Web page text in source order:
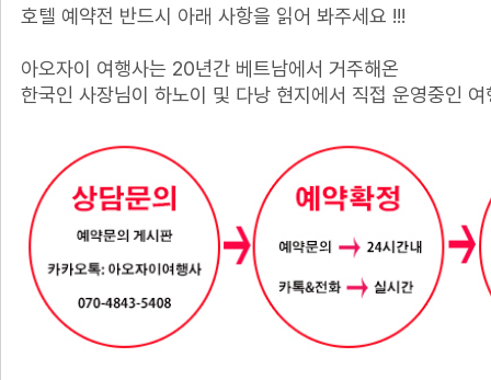
호텔 예약전 반드시 아래 사항을 읽어 봐주세요 !!!
아오자이 여행사는 20년간 베트남에서 거주해온
한국인 사장님이 하노이 및 다낭 현지에서 직접 운영중인 여